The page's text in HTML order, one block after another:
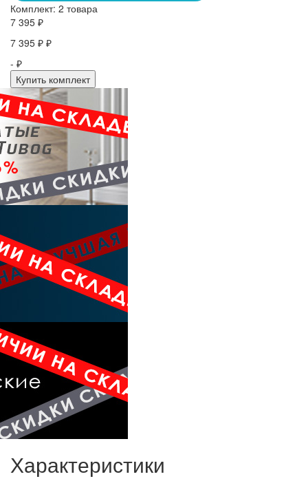
Комплект: 2 товара
7 395 ₽
7 395 ₽ ₽
- ₽
Купить комплект
Характеристики